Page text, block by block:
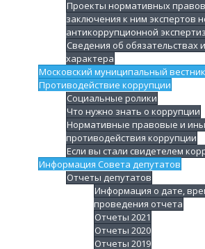
Проекты нормативных
заключения к ним экспертов
антикоррупционной
Сведения об обязательствах
характера
Московский муниципальный вестник
Противодействие коррупции
Социальные ролики
Что нужно знать о коррупции
Нормативные правовые и
противодействия коррупции
Если вы стали свидетелем
Информация Совета депутатов
Отчеты депутатов
Информация о дате,
проведения отчета
Отчеты 2021
Отчеты 2020
Отчеты 2019